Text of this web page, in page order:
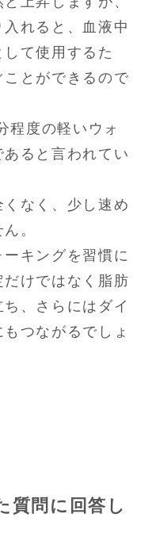
れると、血液中
て使用するた
とができるので
程度の軽いウォ
ると言われてい
なく、少し速め
。
キングを習慣に
けではなく脂肪
、さらにはダイ
つながるでしょ
質問に回答し